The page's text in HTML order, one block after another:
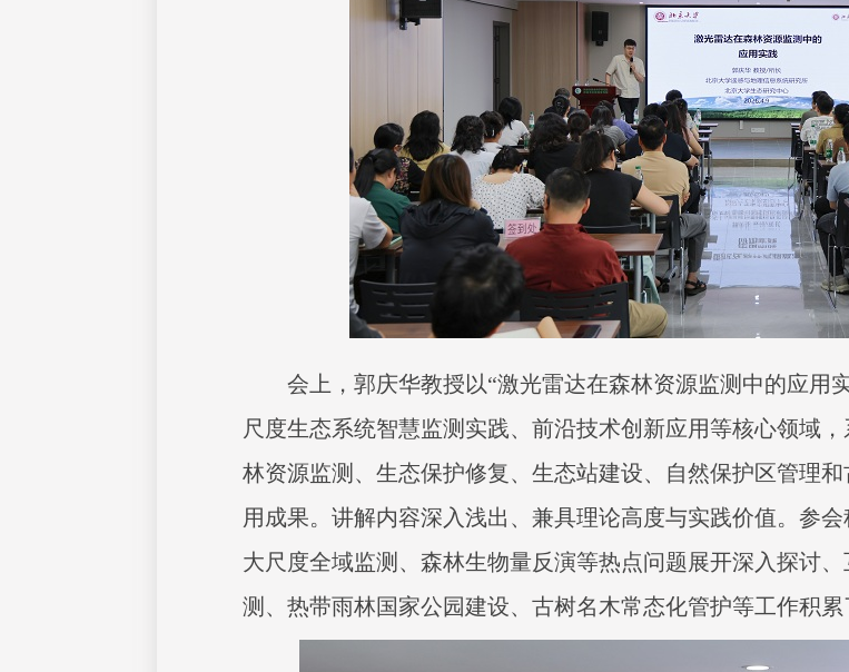
会上，郭庆华教授以“激光雷达在森林资源监测中的应用
尺度生态系统智慧监测实践、前沿技术创新应用等核心领域
林资源监测、生态保护修复、生态站建设、自然保护区管理
用成果。讲解内容深入浅出、兼具理论高度与实践价值。参
大尺度全域监测、森林生物量反演等热点问题展开深入探讨
测、热带雨林国家公园建设、古树名木常态化管护等工作积累